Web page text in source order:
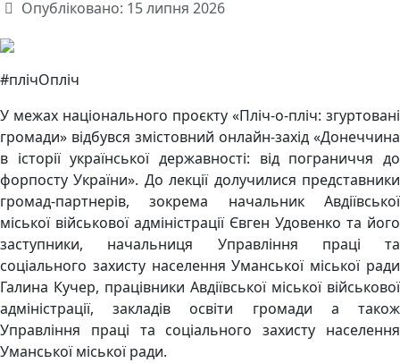
Опубліковано: 15 липня 2026
#плічОпліч
У межах національного проєкту «Пліч-о-пліч: згуртовані
громади» відбувся змістовний онлайн-захід «Донеччина
в історії української державності: від пограниччя до
форпосту України». До лекції долучилися представники
громад-партнерів, зокрема начальник Авдіївської
міської військової адміністрації Євген Удовенко та його
заступники, начальниця Управління праці та
соціального захисту населення Уманської міської ради
Галина Кучер, працівники Авдіївської міської військової
адміністрації, закладів освіти громади а також
Управління праці та соціального захисту населення
Уманської міської ради.